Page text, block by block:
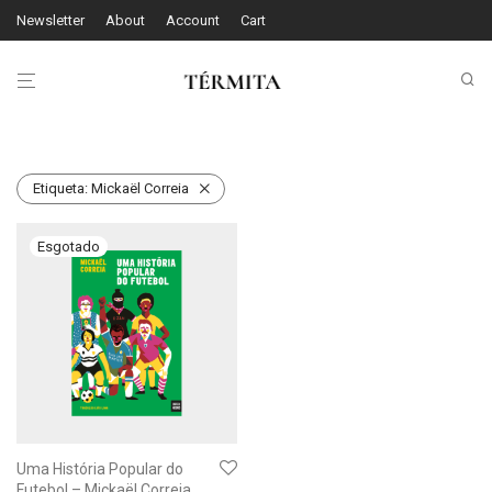
Newsletter About Account Cart
Etiqueta: Mickaël Correia
Uma História Popular do